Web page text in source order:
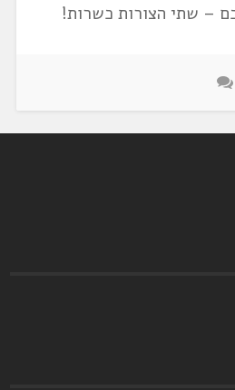
– שתי הצורות כשרות!